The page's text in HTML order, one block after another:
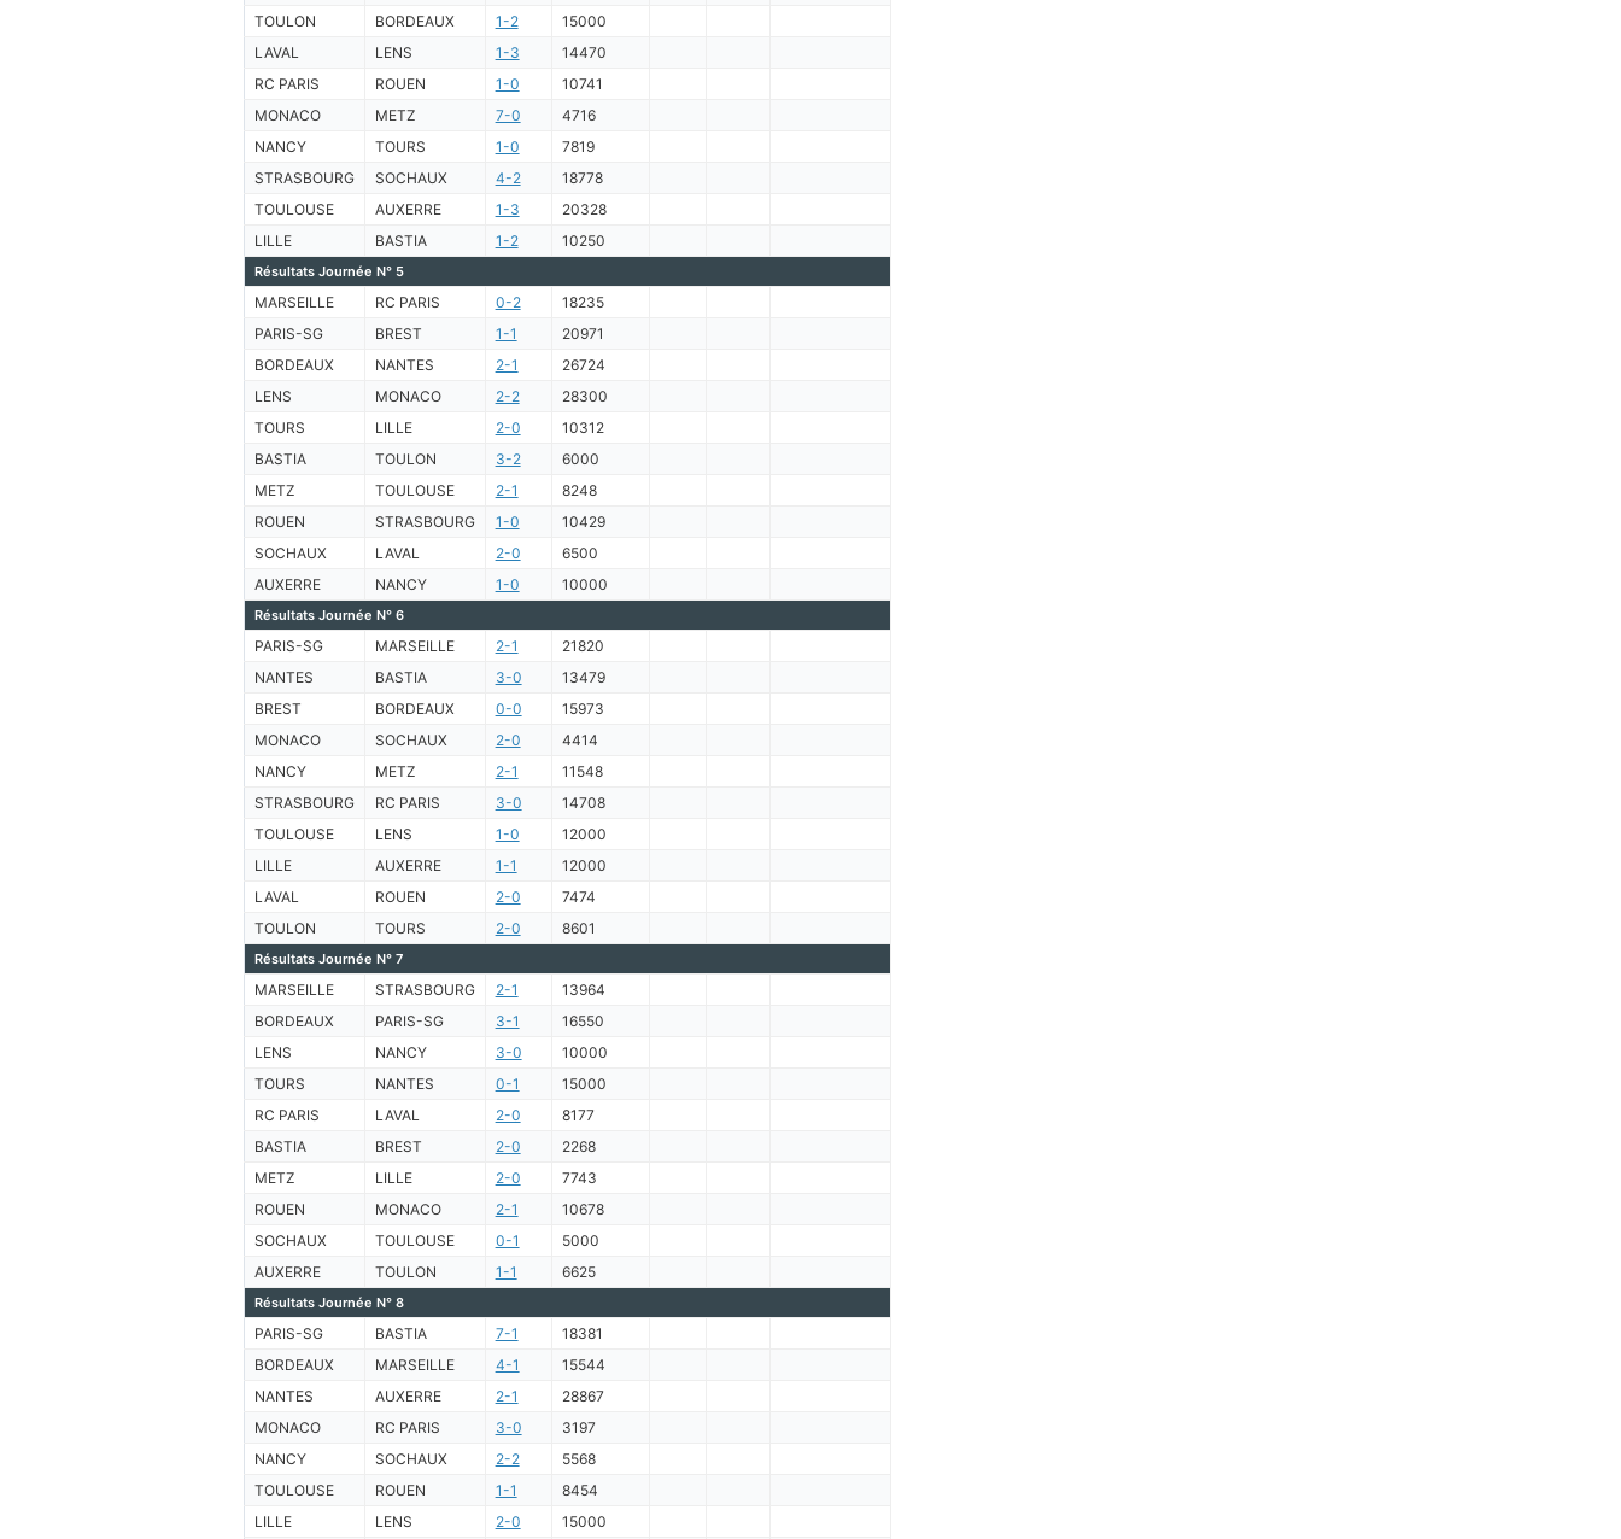
TOULON
BORDEAUX 1-2
15000
LAVAL
LENS 1-3
14470
RC PARIS
ROUEN 1-0
10741
MONACO
METZ 7-0
4716
NANCY
TOURS 1-0
7819
STRASBOURG
SOCHAUX 4-2
18778
TOULOUSE
AUXERRE 1-3
20328
LILLE
BASTIA 1-2 10250
Résultats Journée N° 5
MARSEILLE RC PARIS 0-2
18235
PARIS-SG
BREST 1-1
20971
BORDEAUX
NANTES 2-1
26724
LENS
MONACO 2-2
28300
TOURS
LILLE 2-0
10312
BASTIA
TOULON 3-2
6000
METZ
TOULOUSE 2-1
8248
ROUEN
STRASBOURG 1-0
10429
SOCHAUX
LAVAL 2-0
6500
AUXERRE
NANCY 1-0 10000
Résultats Journée N° 6
PARIS-SG MARSEILLE 2-1
21820
NANTES
BASTIA 3-0
13479
BREST
BORDEAUX 0-0
15973
MONACO
SOCHAUX 2-0
4414
NANCY
METZ 2-1
11548
STRASBOURG
RC PARIS 3-0
14708
TOULOUSE
LENS 1-0
12000
LILLE
AUXERRE 1-1
12000
LAVAL
ROUEN 2-0
7474
TOULON
TOURS 2-0 8601
Résultats Journée N° 7
MARSEILLE STRASBOURG 2-1
13964
BORDEAUX
PARIS-SG 3-1
16550
LENS
NANCY 3-0
10000
TOURS
NANTES 0-1
15000
RC PARIS
LAVAL 2-0
8177
BASTIA
BREST 2-0
2268
METZ
LILLE 2-0
7743
ROUEN
MONACO 2-1
10678
SOCHAUX
TOULOUSE 0-1
5000
AUXERRE
TOULON 1-1 6625
Résultats Journée N° 8
PARIS-SG BASTIA 7-1
18381
BORDEAUX
MARSEILLE 4-1
15544
NANTES
AUXERRE 2-1
28867
MONACO
RC PARIS 3-0
3197
NANCY
SOCHAUX 2-2
5568
TOULOUSE
ROUEN 1-1
8454
LILLE
LENS 2-0 15000